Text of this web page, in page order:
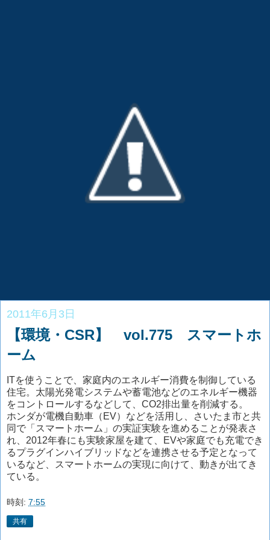
2011年6月3日
【環境・CSR】 vol.775 スマートホ
ーム
ITを使うことで、家庭内のエネルギー消費を制御している
住宅。太陽光発電システムや蓄電池などのエネルギー機器
をコントロールするなどして、CO2排出量を削減する。
ホンダが電機自動車（EV）などを活用し、さいたま市と共
同で「スマートホーム」の実証実験を進めることが発表さ
れ、2012年春にも実験家屋を建て、EVや家庭でも充電でき
るプラグインハイブリッドなどを連携させる予定となって
いるなど、スマートホームの実現に向けて、動きが出てき
ている。
時刻: 7:55
共有